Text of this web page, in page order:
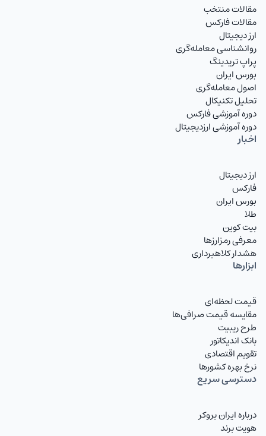
مقالات منتخب
مقالات فارکس
ارز دیجیتال
روانشناسی معامله‌گری
پراپ تریدینگ
بورس ایران
اصول معامله‌گری
تحلیل تکنیکال
دوره آموزشی فارکس
دوره آموزشی ارزدیجیتال
اخبار
ارز دیجیتال
فارکس
بورس ایران
طلا
بیت کوین
معرفی رمزارزها
هشدار کلاهبرداری
ابزارها
قیمت لحظه‌ای
مقایسه قیمت صرافی‌ها
طرح ریبیت
بانک اندیکاتور
تقویم اقتصادی
نرخ بهره کشورها
دسترسی سریع
درباره ایران بروکر
هویت برند